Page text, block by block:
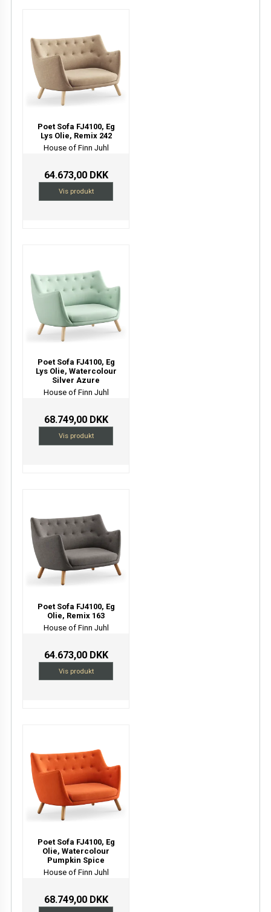
Poet Sofa FJ4100, Eg
Lys Olie, Remix 242
House of Finn Juhl
64.673,00 DKK
Vis produkt
Poet Sofa FJ4100, Eg
Lys Olie, Watercolour
Silver Azure
House of Finn Juhl
68.749,00 DKK
Vis produkt
Poet Sofa FJ4100, Eg
Olie, Remix 163
House of Finn Juhl
64.673,00 DKK
Vis produkt
Poet Sofa FJ4100, Eg
Olie, Watercolour
Pumpkin Spice
House of Finn Juhl
68.749,00 DKK